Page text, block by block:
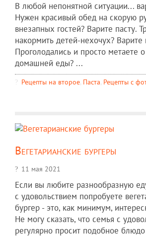
В любой непонятной ситуации...
Нужен красивый обед на скорую
внезапных гостей? Варите пасту.
накормить детей-нехочух? Варите
Проголодались и просто метаете
домашней еды? ...
Рецепты на второе, Паста, Рецепты c
Вегетарианские бургеры
11 мая 2021
Если вы любите разнообразную
с удовольствием попробуете
бургер - это, как минимум,
Не могу сказать, что семья с
регулярно просит подобное